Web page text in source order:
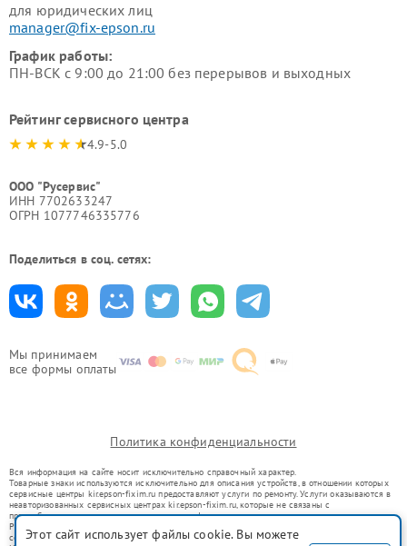
Мы принимаем
все формы оплаты
для юридических лиц
manager@fix-epson.ru
График работы:
ПН-ВСК с 9:00 до 21:00 без перерывов и выходных
Рейтинг сервисного центра
4.9-5.0
ООО "Русервис"
ИНН 7702633247
ОГРН 1077746335776
Поделиться в соц. сетях:
Политика конфиденциальности
Вся информация на сайте носит исключительно справочный характер.
Товарные знаки используются исключительно для описания устройств, в отношении которых
сервисные центры kir.epson-fixim.ru предоставляют услуги по ремонту. Услуги оказываются в
неавторизованных сервисных центрах kir.epson-fixim.ru, которые не связаны с
правообладателями товарных знаков или их официальными представителями.
Ремонт осуществляется для устройств, уже введенных в гражданский оборот в соответствии
со статьей 1487 ГК РФ.
Этот сайт использует файлы cookie. Вы можете